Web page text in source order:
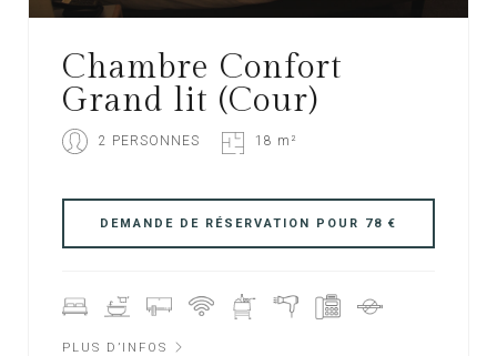
Chambre Confort
Grand lit (Cour)
2 PERSONNES 18 m²
PLUS D’INFOS